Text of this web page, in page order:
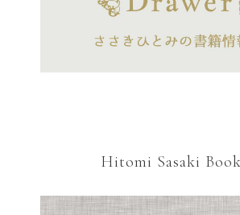
Hitomi Sasaki